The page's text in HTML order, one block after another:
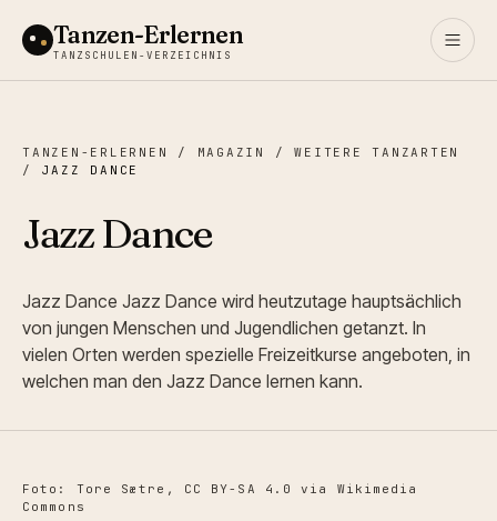
Tanzen-Erlernen
TANZSCHULEN-VERZEICHNIS
TANZEN-ERLERNEN / MAGAZIN /WEITERE TANZARTEN
/
JAZZ DANCE
Jazz Dance
Jazz Dance Jazz Dance wird heutzutage hauptsächlich
von jungen Menschen und Jugendlichen getanzt. In
vielen Orten werden spezielle Freizeitkurse angeboten, in
welchen man den Jazz Dance lernen kann.
Foto: Tore Sætre, CC BY-SA 4.0 via Wikimedia
Commons